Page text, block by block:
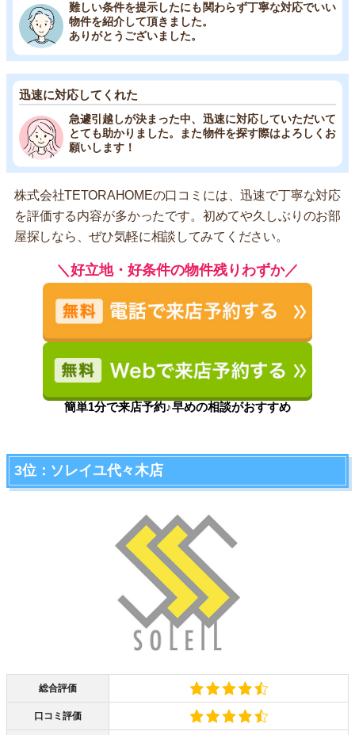
難しい条件を提示したにも関わらず丁寧な対応でいい
物件を紹介して頂きました。
ありがとうございました。
迅速に対応してくれた
急遽引越しが決まった中、迅速に対応していただいて
とても助かりました。また物件を探す際はよろしくお
願いします！
株式会社TETORAHOMEの口コミには、迅速で丁寧な対応
を評価する内容が多かったです。初めてや久しぶりのお部
屋探しなら、ぜひ気軽に相談してみてください。
＼好立地・好条件の物件残りわずか／
簡単1分で来店予約♪早めの相談がおすすめ
3位：ソレイユ代々木店
総合評価
口コミ評価